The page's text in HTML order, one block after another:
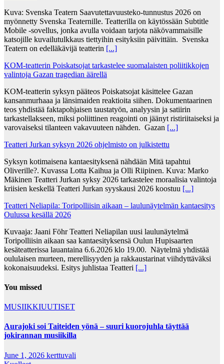
Kuva: Svenska Teatern Saavutettavuusteko-tunnustus 2026 on
myönnetty Svenska Teaternille. Teatterilla on käytössään Subtitle
Mobile -sovellus, jonka avulla voidaan tarjota näkövammaisille
katsojille kuvailutulkkaus tiettyihin esityksiin päivittäin. Svenska
Teatern on edelläkävijä teatterin [...]
KOM-teatterin Poiskatsojat tarkastelee suomalaisten poliitikkojen
valintoja Gazan tragedian äärellä
KOM-teatterin syksyn pääteos Poiskatsojat käsittelee Gazan
kansanmurhaaa ja länsimaiden reaktioita siihen. Dokumentaarinen
teos yhdistää faktapohjaisen taustatyön, analyysin ja satiirin
tarkastellakseen, miksi poliittinen reagointi on jäänyt ristiriitaiseksi ja
varovaiseksi tilanteen vakavuuteen nähden. Gazan [...]
Teatteri Jurkan syksyn 2026 ohjelmisto on julkistettu
Syksyn kotimaisena kantaesityksenä nähdään Mitä tapahtui
Oliverille?. Kuvassa Lotta Kaihua ja Olli Riipinen. Kuva: Marko
Mäkinen Teatteri Jurkan syksy 2026 tarkastelee moraalisia valintoja
kriisien keskellä Teatteri Jurkan syyskausi 2026 koostuu [...]
Teatteri Neliapila: Toripolliisin aikaan – laulunäytelmän kantaesitys
Oulussa kesällä 2026
Kuvaaja: Jaani Föhr Teatteri Neliapilan uusi laulunäytelmä
Toripolliisin aikaan saa kantaesityksensä Oulun Hupisaarten
kesäteatterissa lauantaina 6.6.2026 klo 19.00. Näytelmä yhdistää
oululaisen murteen, merellisyyden ja rakkaustarinat viihdyttäväksi
kokonaisuudeksi. Esitys juhlistaa Teatteri [...]
You missed
MUSIIKKIUUTISET
Aurajoki soi Taiteiden yönä – suuri kuorojuhla täyttää
jokirannan musiikilla
June 1, 2026 kerttuvali